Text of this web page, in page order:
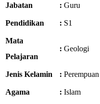
Jabatan : Guru
Pendidikan : S1
Mata
Pelajaran
: Geologi
Jenis Kelamin : Perempuan
Agama : Islam